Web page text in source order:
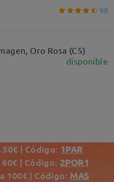
90
Oro Rosa (C5)
disponible
| Código: 1PAR
| Código: 2POR1
100€ | Código: MAS